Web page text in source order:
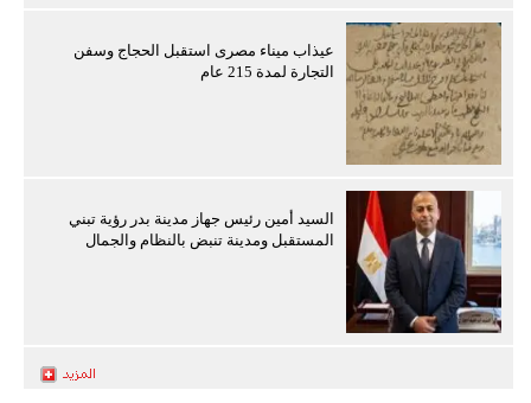
عيذاب ميناء مصرى استقبل الحجاج وسفن
التجارة لمدة 215 عام
السيد أمين رئيس جهاز مدينة بدر رؤية تبني
المستقبل ومدينة تنبض بالنظام والجمال